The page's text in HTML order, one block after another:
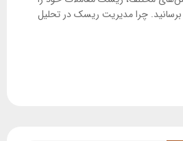
چرا مدیریت ریسک در تحلیل